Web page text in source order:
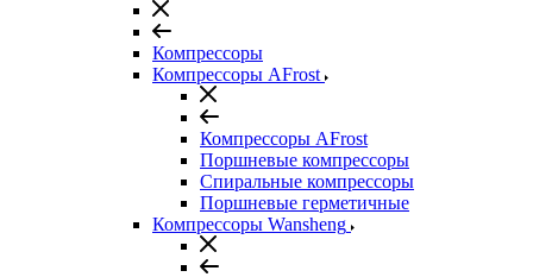
Компрессоры
Компрессоры AFrost
Компрессоры AFrost
Поршневые компрессоры
Спиральные компрессоры
Поршневые герметичные
Компрессоры Wansheng